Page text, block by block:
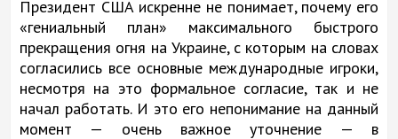
Президент США искренне не понимает, почему его
«гениальный план» максимального быстрого
прекращения огня на Украине, с которым на словах
согласились все основные международные игроки,
несмотря на это формальное согласие, так и не
начал работать. И это его непонимание на данный
момент — очень важное уточнение — в